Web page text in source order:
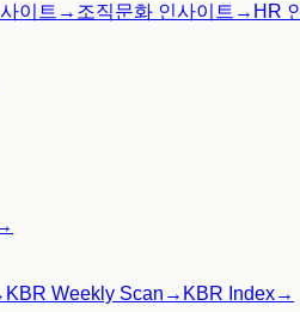
이트 → 조직문화 인사이트 → HR
KBR Weekly Scan → KBR Index→